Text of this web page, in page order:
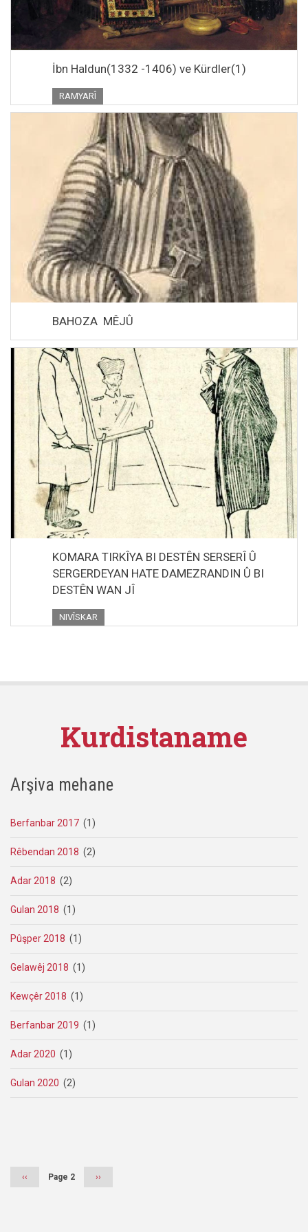
İbn Haldun(1332 -1406) ve Kürdler(1)
RAMYARÎ
BAHOZA MÊJÛ
KOMARA TIRKÎYA BI DESTÊN SERSERÎ Û
SERGERDEYAN HATE DAMEZRANDIN Û BI
DESTÊN WAN JÎ
NIVÎSKAR
Kurdistaname
Arşiva mehane
Berfanbar 2017 (1)
Rêbendan 2018 (2)
Adar 2018 (2)
Gulan 2018 (1)
Pûşper 2018 (1)
Gelawêj 2018 (1)
Kewçêr 2018 (1)
Berfanbar 2019 (1)
Adar 2020 (1)
Gulan 2020 (2)
Previous
‹‹ Page 2
Next
››